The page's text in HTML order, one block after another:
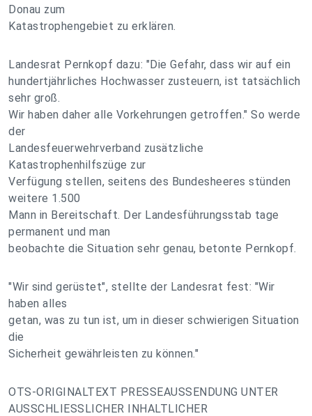
Donau zum
Katastrophengebiet zu erklären.
Landesrat Pernkopf dazu: "Die Gefahr, dass wir auf ein
hundertjährliches Hochwasser zusteuern, ist tatsächlich
sehr groß.
Wir haben daher alle Vorkehrungen getroffen." So werde
der
Landesfeuerwehrverband zusätzliche
Katastrophenhilfszüge zur
Verfügung stellen, seitens des Bundesheeres stünden
weitere 1.500
Mann in Bereitschaft. Der Landesführungsstab tage
permanent und man
beobachte die Situation sehr genau, betonte Pernkopf.
"Wir sind gerüstet", stellte der Landesrat fest: "Wir
haben alles
getan, was zu tun ist, um in dieser schwierigen Situation
die
Sicherheit gewährleisten zu können."
OTS-ORIGINALTEXT PRESSEAUSSENDUNG UNTER
AUSSCHLIESSLICHER INHALTLICHER